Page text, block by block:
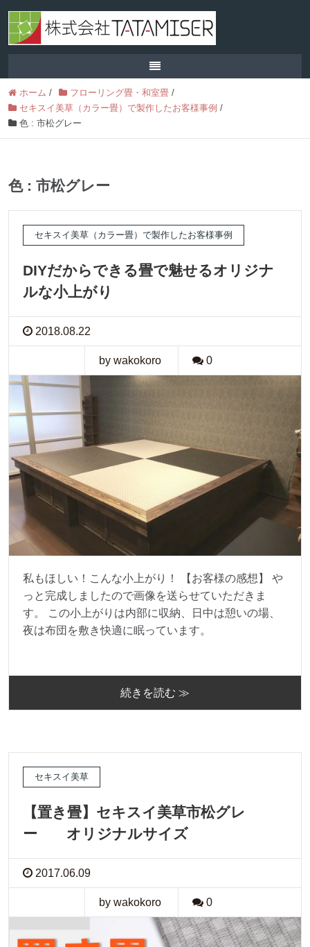
ホーム / フローリング畳・和室畳 /
セキスイ美草（カラー畳）で製作したお客様事例 /
色 : 市松グレー
色 : 市松グレー
セキスイ美草（カラー畳）で製作したお客様事例
DIYだからできる畳で魅せるオリジナ
ルな小上がり
2018.08.22
by wakokoro 0
私もほしい！こんな小上がり！ 【お客様の感想】 や
っと完成しましたので画像を送らせていただきま
す。 この小上がりは内部に収納、日中は憩いの場、
夜は布団を敷き快適に眠っています。
続きを読む ≫
セキスイ美草
【置き畳】セキスイ美草市松グレ
ー オリジナルサイズ
2017.06.09
by wakokoro 0